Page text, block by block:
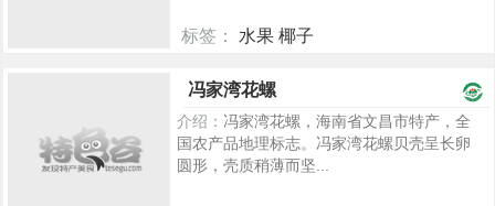
标签： 水果 椰子
冯家湾花螺
介绍： 冯家湾花螺，海南省文昌市特产，全
国农产品地理标志。冯家湾花螺贝壳呈长卵
圆形，壳质稍薄而坚...